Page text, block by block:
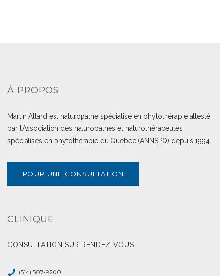
À PROPOS
Martin Allard est naturopathe spécialisé en phytothérapie attesté
par l’Association des naturopathes et naturothérapeutes
spécialisés en phytothérapie du Québec (ANNSPQ) depuis 1994.
POUR UNE CONSULTATION
CLINIQUE
CONSULTATION SUR RENDEZ-VOUS
(514) 507-9200